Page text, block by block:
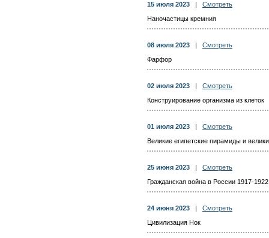
15 июля 2023
Смотреть
Наночастицы кремния
08 июля 2023
Смотреть
Фарфор
02 июля 2023
Смотреть
Конструирование организма из клеток
01 июля 2023
Смотреть
Великие египетские пирамиды и
25 июня 2023
Смотреть
Гражданская война в России 1917-1922
24 июня 2023
Смотреть
Цивилизация Нок